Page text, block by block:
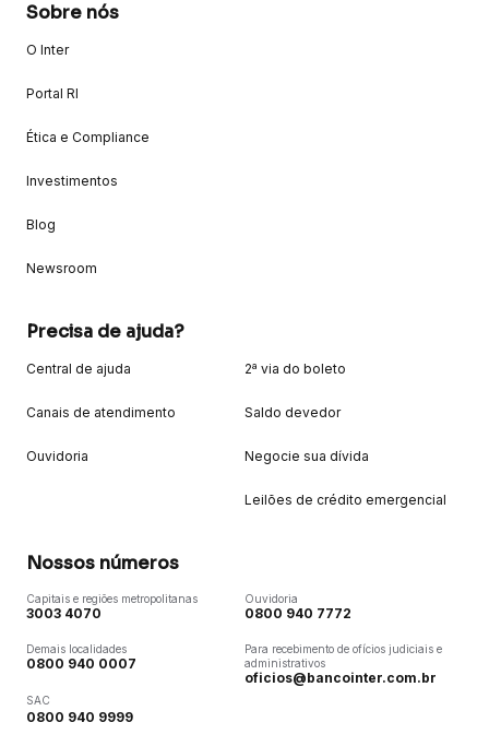
Sobre nós
O Inter
Portal RI
Ética e Compliance
Investimentos
Blog
Newsroom
Precisa de ajuda?
Central de ajuda
Canais de atendimento
Ouvidoria
2ª via do boleto
Saldo devedor
Negocie sua dívida
Leilões de crédito emergencial
Nossos números
Capitais e regiões metropolitanas
3003 4070
Demais localidades
0800 940 0007
SAC
0800 940 9999
Ouvidoria
0800 940 7772
Para recebimento de ofícios judiciais e
administrativos
oficios@bancointer.com.br